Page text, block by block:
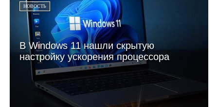
НОВОСТЬ
В Windows 11 нашли скрытую
настройку ускорения процессора